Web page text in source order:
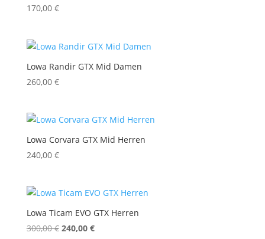
170,00 €
Lowa Randir GTX Mid Damen
260,00 €
Lowa Corvara GTX Mid Herren
240,00 €
Lowa Ticam EVO GTX Herren
300,00€ Ursprünglicher
240,00 €Aktueller